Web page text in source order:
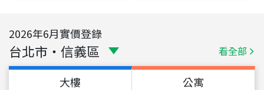
2026年6月實價登錄
台北市 ・ 信義區 看全部
大樓 公寓